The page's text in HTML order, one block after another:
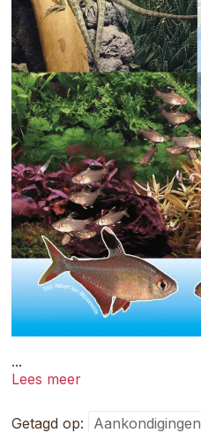
...
Lees meer
Getagd op: Aankondigingen